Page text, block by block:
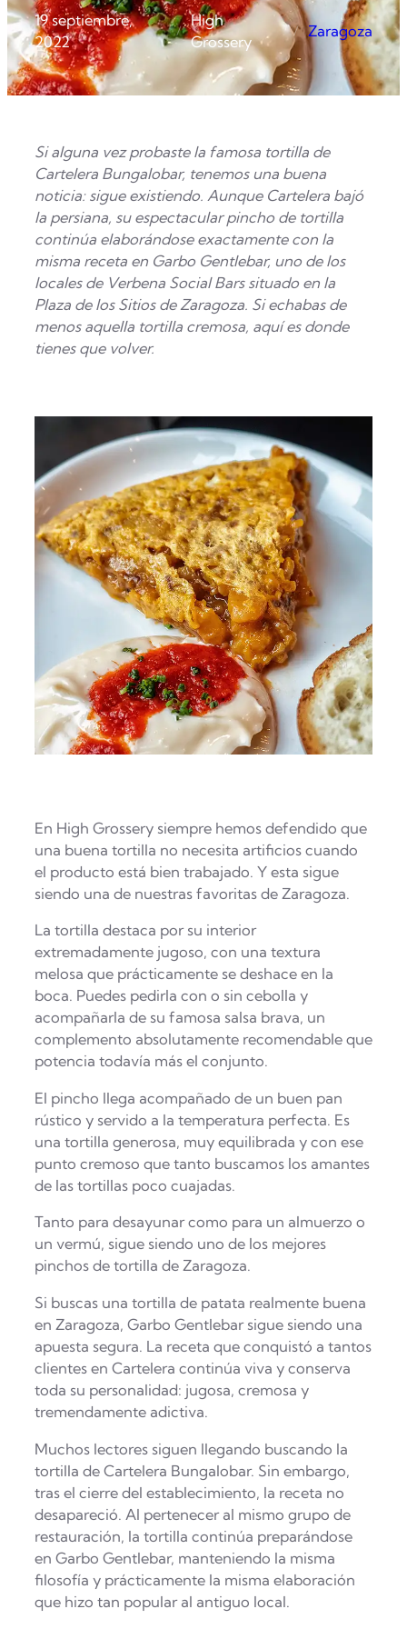
19 septiembre,
2022
/
High
Grossery
/ Zaragoza
Si alguna vez probaste la famosa tortilla de
Cartelera Bungalobar, tenemos una buena
noticia: sigue existiendo. Aunque Cartelera bajó
la persiana, su espectacular pincho de tortilla
continúa elaborándose exactamente con la
misma receta en Garbo Gentlebar, uno de los
locales de Verbena Social Bars situado en la
Plaza de los Sitios de Zaragoza. Si echabas de
menos aquella tortilla cremosa, aquí es donde
tienes que volver.
En High Grossery siempre hemos defendido que
una buena tortilla no necesita artificios cuando
el producto está bien trabajado. Y esta sigue
siendo una de nuestras favoritas de Zaragoza.
La tortilla destaca por su interior
extremadamente jugoso, con una textura
melosa que prácticamente se deshace en la
boca. Puedes pedirla con o sin cebolla y
acompañarla de su famosa salsa brava, un
complemento absolutamente recomendable que
potencia todavía más el conjunto.
El pincho llega acompañado de un buen pan
rústico y servido a la temperatura perfecta. Es
una tortilla generosa, muy equilibrada y con ese
punto cremoso que tanto buscamos los amantes
de las tortillas poco cuajadas.
Tanto para desayunar como para un almuerzo o
un vermú, sigue siendo uno de los mejores
pinchos de tortilla de Zaragoza.
Si buscas una tortilla de patata realmente buena
en Zaragoza, Garbo Gentlebar sigue siendo una
apuesta segura. La receta que conquistó a tantos
clientes en Cartelera continúa viva y conserva
toda su personalidad: jugosa, cremosa y
tremendamente adictiva.
Muchos lectores siguen llegando buscando la
tortilla de Cartelera Bungalobar. Sin embargo,
tras el cierre del establecimiento, la receta no
desapareció. Al pertenecer al mismo grupo de
restauración, la tortilla continúa preparándose
en Garbo Gentlebar, manteniendo la misma
filosofía y prácticamente la misma elaboración
que hizo tan popular al antiguo local.